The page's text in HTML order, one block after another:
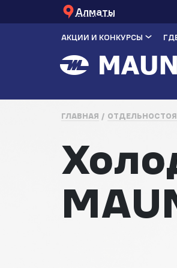
Алматы
АКЦИИ И КОНКУРСЫ
ГЛАВНАЯ